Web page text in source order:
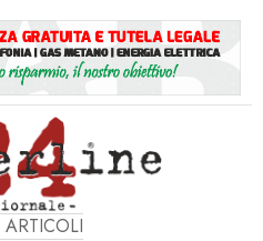
ARTICOLI